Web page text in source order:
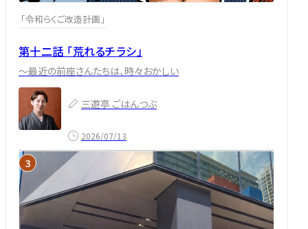
「令和らくご改造計画」
第十二話 「荒れるチラシ」
～最近の前座さんたちは、時々おかしい
三遊亭 ごはんつぶ
2026/07/13